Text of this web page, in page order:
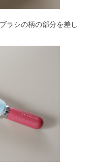
ラシの柄の部分を差し